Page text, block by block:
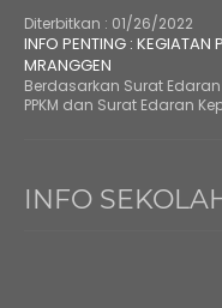
Diterbitkan : 01/26/2022
INFO PENTING : KEGIATAN
MRANGGEN
Berdasarkan Surat
PPKM dan Surat Edaran
INFO